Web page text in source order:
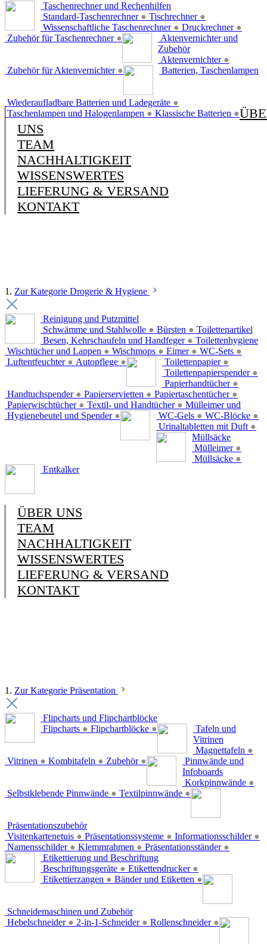
Taschenrechner und Rechenhilfen
Standard-Taschenrechner ● Tischrechner ●
Wissenschaftliche Taschenrechner ● Druckrechner ●
Zubehör für Taschenrechner ●
Aktenvernichter und
Zubehör
Aktenvernichter ●
Zubehör für Aktenvernichter ● Batterien, Taschenlampen
Wiederaufladbare Batterien und Ladegeräte ●
Taschenlampen und Halogenlampen ● Klassische Batterien ●
UNS
TEAM
NACHHALTIGKEIT
WISSENSWERTES
LIEFERUNG & VERSAND
KONTAKT
1. Zur Kategorie Drogerie & Hygiene
Reinigung und Putzmittel
Schwämme und Stahlwolle ● Bürsten ●
Besen, Kehrschaufeln und Handfeger ●
Wischtücher und Lappen ● Wischmops ● Eimer ● WC-Sets ●
Luftentfeuchter ● Autopflege ●
Toilettenartikel
Toilettenpapier ●
Toilettenpapierspender ●
Papierhandtücher ●
Handtuchspender ● Papierservietten ● Papiertaschentücher ●
Papierwischtücher ● Textil- und Handtücher ●
Hygienebeutel und Spender ●
Toilettenhygiene
WC-Gels ● WC-Blöcke ●
Urinaltabletten mit Duft ●
Mülleimer und
Müllsäcke
Mülleimer ●
Müllsäcke ●
Entkalker
ÜBER UNS
TEAM
NACHHALTIGKEIT
WISSENSWERTES
LIEFERUNG & VERSAND
KONTAKT
1. Zur Kategorie Präsentation
Flipcharts und Flipchartblöcke
Flipcharts ● Flipchartblöcke ●
Tafeln und
Vitrinen
Magnettafeln ●
Vitrinen ● Kombitafeln ● Zubehör ●
Pinnwände und
Infoboards
Korkpinnwände ●
Selbstklebende Pinnwände ● Textilpinnwände ●
Präsentationszubehör
Visitenkartenetuis ● Präsentationssysteme ● Informationsschilder ●
Namensschilder ● Klemmrahmen ● Präsentationsständer ●
Etikettierung und Beschriftung
Beschriftungsgeräte ● Etikettendrucker ●
Etikettierzangen ● Bänder und Etiketten ●
Schneidemaschinen und Zubehör
Hebelschneider ● 2-in-1-Schneider ● Rollenschneider ●